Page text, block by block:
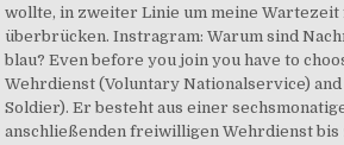
wollte, in zweiter Linie um meine Wartezeit
überbrücken. Instragram: Warum sind
blau? Even before you join you have to
Wehrdienst (Voluntary Nationalservice)
Soldier). Er besteht aus einer
anschließenden freiwilligen Wehrdienst bis